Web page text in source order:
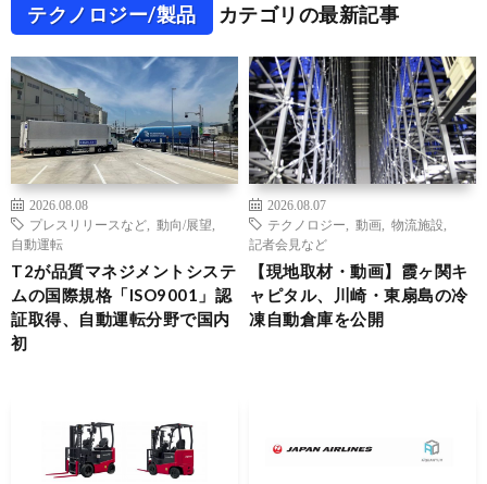
テクノロジー/製品 カテゴリの最新記事
2026.08.08
プレスリリースなど
動向/展望
自動運転
T2が品質マネジメントシステ
ムの国際規格「ISO9001」認
証取得、自動運転分野で国内
初
2026.08.07
テクノロジー
動画 物流施設
記者会見など
【現地取材・動画】霞ヶ関キ
ャピタル、川崎・東扇島の冷
凍自動倉庫を公開